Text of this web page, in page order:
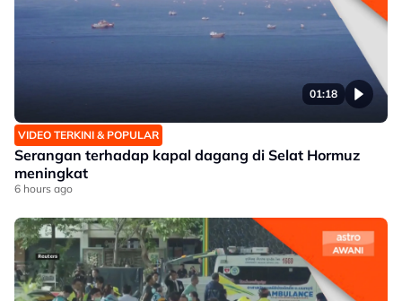
01:18
VIDEO TERKINI & POPULAR
Serangan terhadap kapal dagang di Selat Hormuz
meningkat
6 hours ago